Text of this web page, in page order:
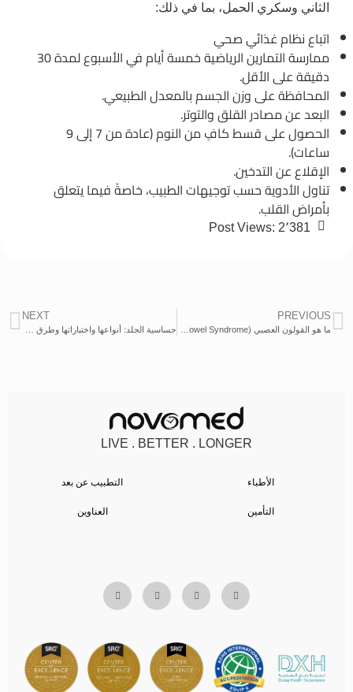
الثاني وسكري الحمل، بما في ذلك:
اتباع نظام غذائي صحي
ممارسة التمارين الرياضية خمسة أيام في الأسبوع لمدة 30
دقيقة على الأقل.
المحافظة على وزن الجسم بالمعدل الطبيعي.
البعد عن مصادر القلق والتوتر.
الحصول على قسط كافٍ من النوم (عادة من 7 إلى 9
ساعات).
الإقلاع عن التدخين.
تناول الأدوية حسب توجيهات الطبيب، خاصةً فيما يتعلق
بأمراض القلب.
Post Views: 2٬381
PREVIOUS
NEXT
LIVE . BETTER . LONGER
الأطباء التطبيب عن بعد
التأمين العناوين